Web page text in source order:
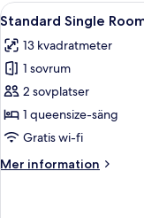
Öppna
alla
foton
för
Standard
Single
Room
5
Standard Single
13 kvadratmeter
1 sovrum
2 sovplatser
1 queensize-säng
Gratis wi-fi
Mer information
Mer